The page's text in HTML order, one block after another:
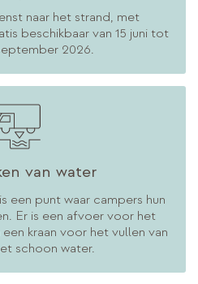
naar het strand, met
beschikbaar van 15 juni tot
2026.
van water
een punt waar campers hun
Er is een afvoer voor het
kraan voor het vullen van
schoon water.